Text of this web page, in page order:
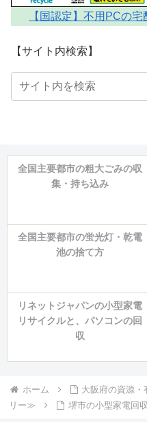
【国認定】不用PCの
【サイト内検索】
全国主要都市の粗大ごみの収
集・持ち込み
全国主要都市の蛍光灯・乾電
池の捨て方
リネットジャパンの小型家電
リサイクルと、パソコンの回
収
ホーム
大阪府の資源
リー≫
堺市の小型家電回